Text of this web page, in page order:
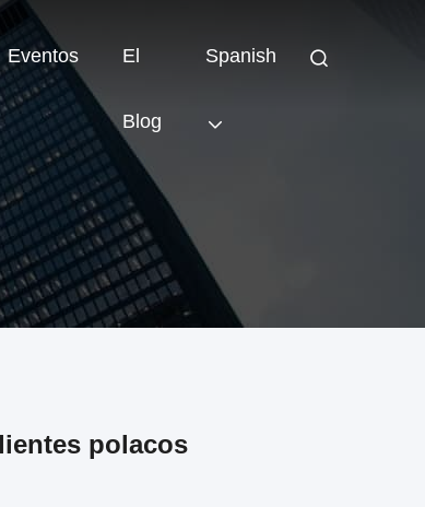
Eventos El
Blog
Spanish
polacos